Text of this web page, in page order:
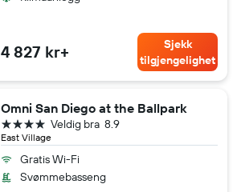
4 827 kr+
Sjekk
tilgjengelighet
Omni San Diego at the Ballpark
East Village
8.9
Veldig bra
4 stjerner
Gratis Wi-Fi
Svømmebasseng